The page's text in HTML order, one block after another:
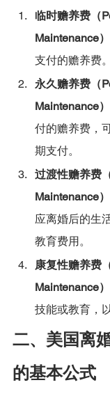
临时赡养费（
Maintenance）
支付的赡养费。
永久赡养费（
Maintenance）
付的赡养费，
期支付。
过渡性赡养费
Maintenance）
应离婚后的生
教育费用。
康复性赡养费
Maintenance）
技能或教育，
二、美国离
的基本公式